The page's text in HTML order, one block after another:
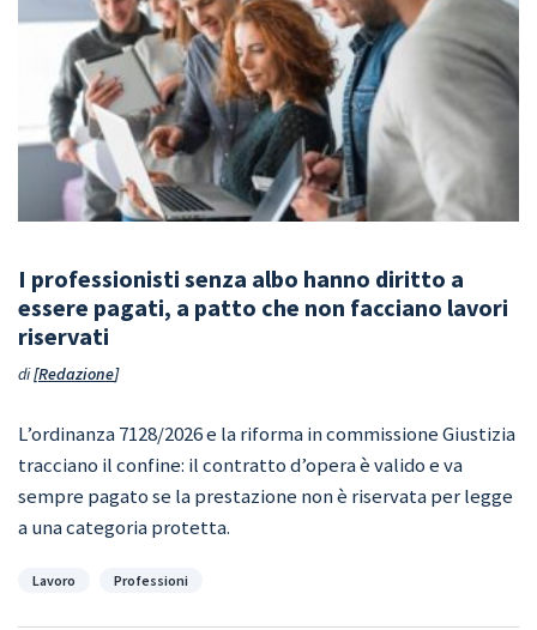
I professionisti senza albo hanno diritto a
essere pagati, a patto che non facciano lavori
riservati
di Redazione
L’ordinanza 7128/2026 e la riforma in commissione Giustizia
tracciano il confine: il contratto d’opera è valido e va
sempre pagato se la prestazione non è riservata per legge
a una categoria protetta.
Categorie
Lavoro Professioni